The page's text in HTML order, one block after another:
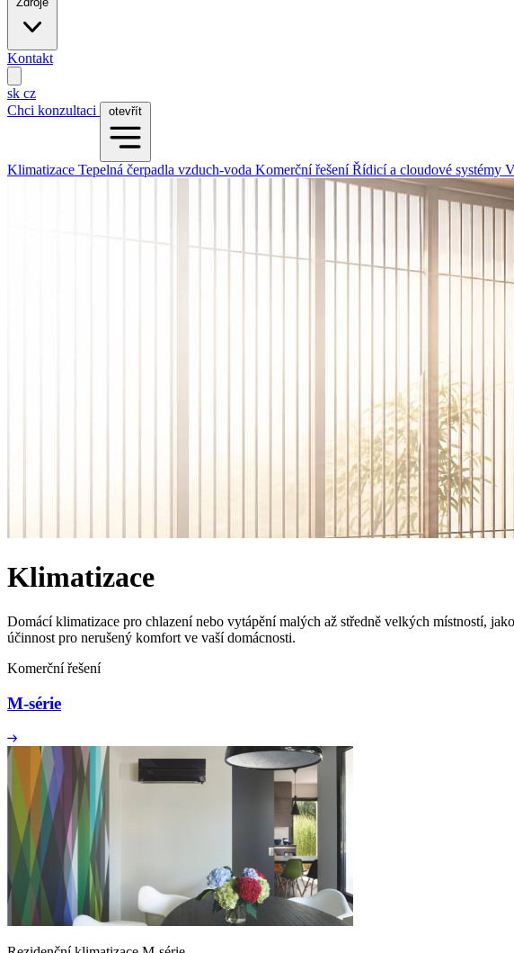
Kontakt
sk cz
Chci konzultaci
otevřít
Klimatizace Tepelná čerpadla vzduch-voda Komerční řešeníŘídicí a cloudové systémy
Klimatizace
Domácí klimatizace pro chlazení nebo vytápění malých až středně velkých místností,
účinnost pro nerušený komfort ve vaší domácnosti.
Komerční řešení
M-série